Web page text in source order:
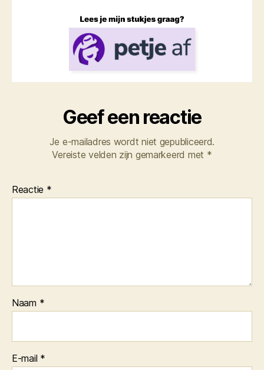
Geef een reactie
Je e-mailadres wordt niet gepubliceerd.
Vereiste velden zijn gemarkeerd met *
Reactie *
Naam *
E-mail *